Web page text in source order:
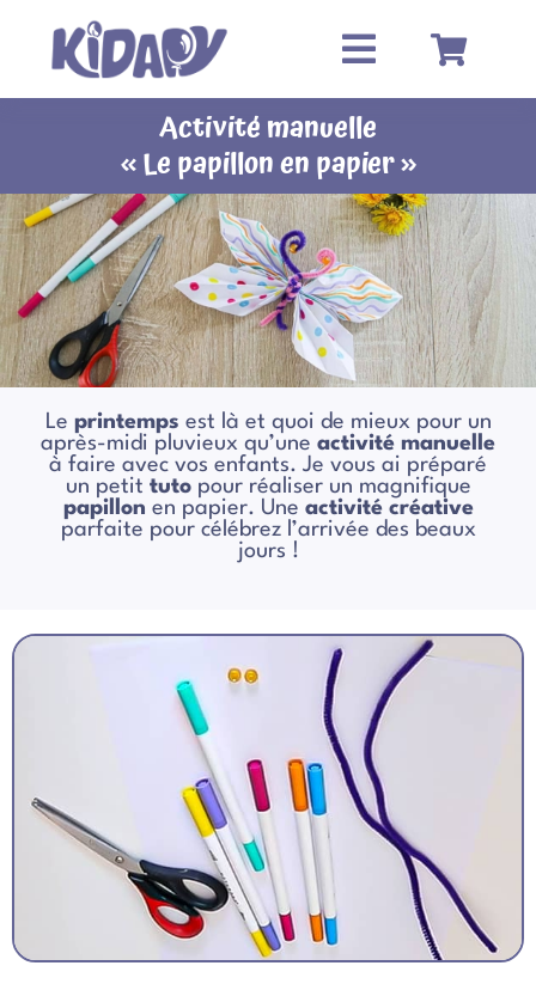
contenu
Activité manuelle
« Le papillon en papier »
Le printemps est là et quoi de mieux pour un
après-midi pluvieux qu’une activité manuelle
à faire avec vos enfants. Je vous ai préparé
un petit tutopour réaliser un magnifique
papillon en papier. Une activité créative
parfaite pour célébrez l’arrivée des beaux
jours !